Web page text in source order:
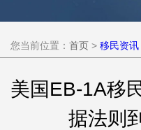
您当前位置： 首页 > 移民资讯
美国EB-1A移
据法则